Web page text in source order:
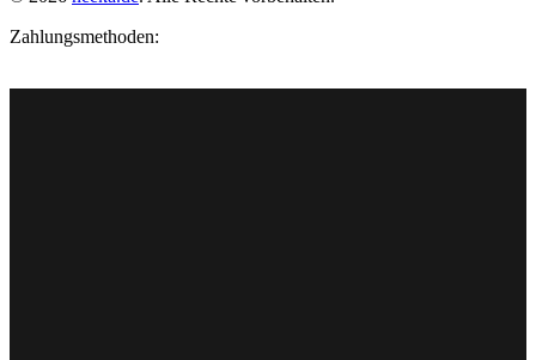
Zahlungsmethoden: